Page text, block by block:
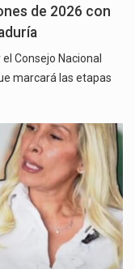
de 2026 con
Consejo Nacional
marcará las etapas